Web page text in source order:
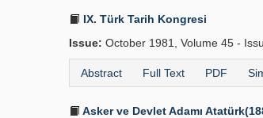
IX. Türk Tarih Kongresi
Issue: October 1981, Volume 45 -
Abstract Full Text PDF
Asker ve Devlet Adamı